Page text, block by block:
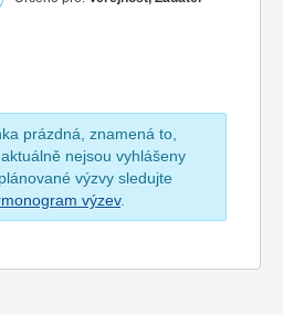
prázdná, znamená to,
nejsou vyhlášeny
výzvy sledujte
výzev.